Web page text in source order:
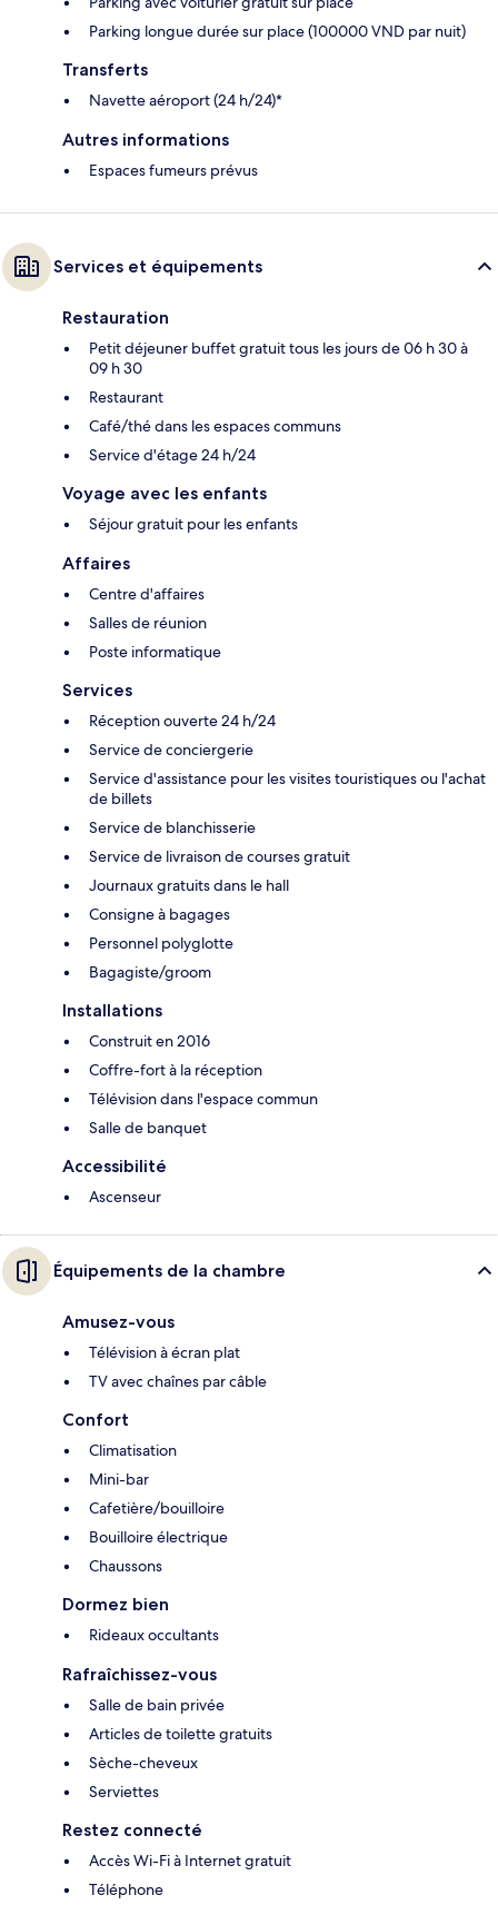
Parking longue durée sur place (100000 VND par nuit)
Transferts
Navette aéroport (24 h/24)*
Autres informations
Espaces fumeurs prévus
Services et équipements
Restauration
Petit déjeuner buffet gratuit tous les jours de 06 h 30 à
09 h 30
Restaurant
Café/thé dans les espaces communs
Service d'étage 24 h/24
Voyage avec les enfants
Séjour gratuit pour les enfants
Affaires
Centre d'affaires
Salles de réunion
Poste informatique
Services
Réception ouverte 24 h/24
Service de conciergerie
Service d'assistance pour les visites touristiques ou l'achat
de billets
Service de blanchisserie
Service de livraison de courses gratuit
Journaux gratuits dans le hall
Consigne à bagages
Personnel polyglotte
Bagagiste/groom
Installations
Construit en 2016
Coffre-fort à la réception
Télévision dans l'espace commun
Salle de banquet
Accessibilité
Ascenseur
Équipements de la chambre
Amusez-vous
Télévision à écran plat
TV avec chaînes par câble
Confort
Climatisation
Mini-bar
Cafetière/bouilloire
Bouilloire électrique
Chaussons
Dormez bien
Rideaux occultants
Rafraîchissez-vous
Salle de bain privée
Articles de toilette gratuits
Sèche-cheveux
Serviettes
Restez connecté
Accès Wi-Fi à Internet gratuit
Téléphone